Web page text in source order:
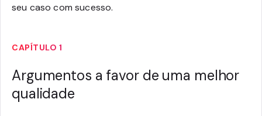
seu caso com sucesso.
CAPÍTULO 1
Argumentos a favor de uma melhor
qualidade